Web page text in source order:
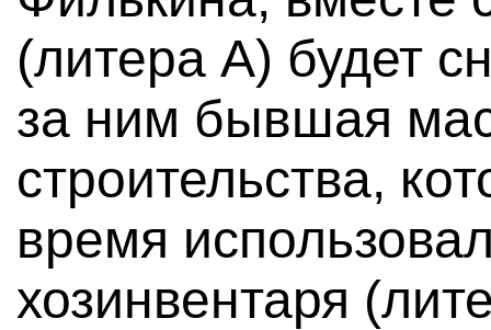
(литера А) будет
за ним бывшая
строительства,
время
хозинвентаря